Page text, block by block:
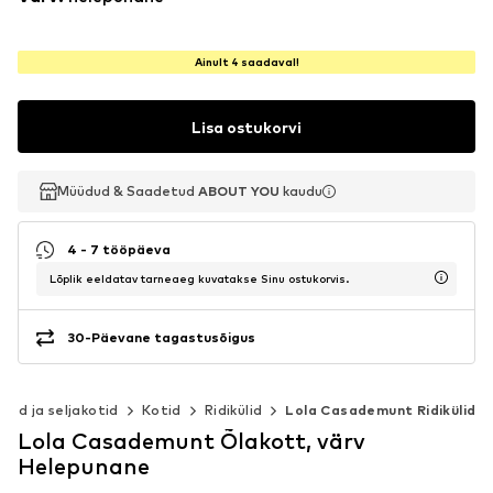
Ainult 4 saadaval!
Lisa ostukorvi
Müüdud & Saadetud ABOUT YOU kaudu
Müüdud & Saadetud ABOUT YOU kaudu
4 - 7 tööpäeva
Lõplik eeldatav tarneaeg kuvatakse Sinu ostukorvis.
30-Päevane tagastusõigus
ja seljakotid Kotid Ridikülid Lola Casademunt Ridikülid
Lola Casademunt Õlakott, värv
Helepunane